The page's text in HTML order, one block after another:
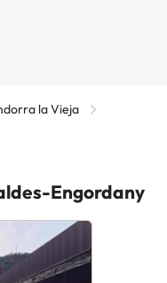
la Vieja
Engordany